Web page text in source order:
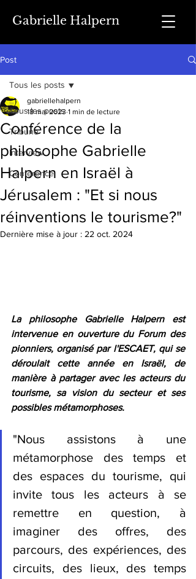
Gabrielle Halpern
Post
Tous les posts
Tribune
Interview
Conférence
Tous les posts
Conférence de la
philosophe Gabrielle
Halpern en Israël à
Jérusalem : "Et si nous
réinventions le tourisme?"
gabriellehalpern
18 mai 2023 1 min de lecture
Dernière mise à jour : 22 oct. 2024
La philosophe Gabrielle Halpern est
intervenue en ouverture du Forum des
pionniers, organisé par l'ESCAET, qui se
déroulait cette année en Israël, de
manière à partager avec les acteurs du
tourisme, sa vision du secteur et ses
possibles métamorphoses.
"Nous assistons à une
métamorphose des temps et
des espaces du tourisme, qui
invite tous les acteurs à se
remettre en question, à
imaginer des offres, des
parcours, des expériences, des
circuits, des lieux, des temps